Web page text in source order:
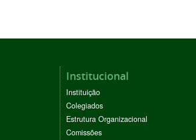
Institucional
Instituição
Colegiados
Estrutura Organizacional
Comissões